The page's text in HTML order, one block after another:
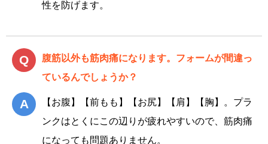
性を防げます。
腹筋以外も筋肉痛になります。フォームが間違っ
ているんでしょうか？
【お腹】【前もも】【お尻】【肩】【胸】。プラ
ンクはとくにこの辺りが疲れやすいので、筋肉痛
になっても問題ありません。